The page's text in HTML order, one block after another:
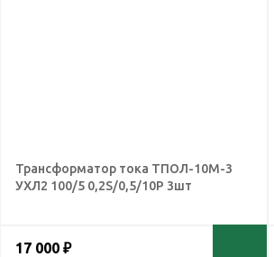
Трансформатор тока ТПОЛ-10М-3
УХЛ2 100/5 0,2S/0,5/10Р 3шт
17 000 ₽